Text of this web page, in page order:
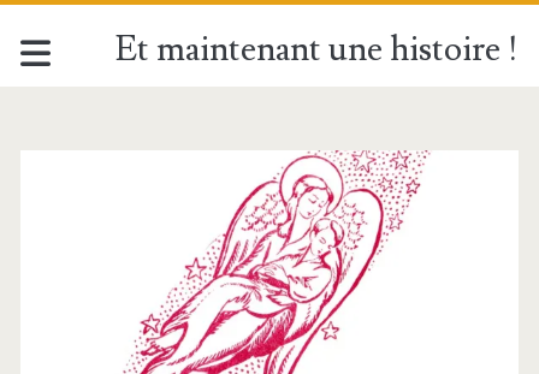
Et maintenant une histoire !
<span>Le
Christ-
Roi</span>